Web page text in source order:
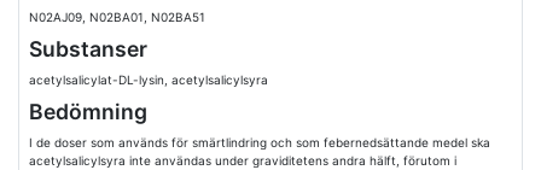
N02AJ09, N02BA01, N02BA51
Substanser
acetylsalicylat-DL-lysin, acetylsalicylsyra
Bedömning
I de doser som används för smärtlindring och som febernedsättande medel ska
acetylsalicylsyra inte användas under graviditetens andra hälft, förutom i